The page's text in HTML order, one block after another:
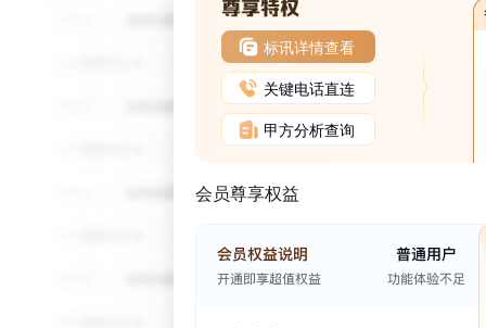
标讯详情查看
关键电话直连
甲方分析查询
会员尊享权益